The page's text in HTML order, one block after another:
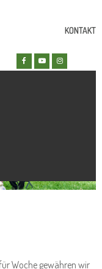
KONTAKT
Woche gewähren wir